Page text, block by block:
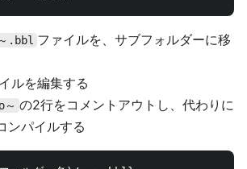
.bbl ファイルを、サブフォルダーに移
ルを編集する
の2行をコメントアウトし、代わりに
ンパイルする